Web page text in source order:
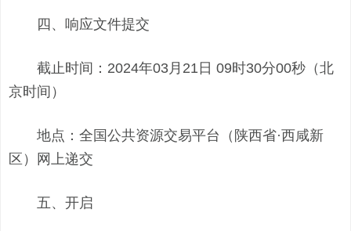
四、响应文件提交
截止时间：2024年03月21日 09时30分00秒（北
京时间）
地点：全国公共资源交易平台（陕西省·西咸新
区）网上递交
五、开启